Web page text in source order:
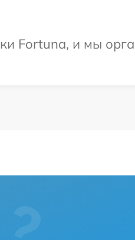
Fortuna, и мы